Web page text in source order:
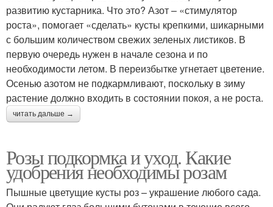
развитию кустарника. Что это? Азот – «стимулятор
роста», помогает «сделать» кусты крепкими, шикарными
с большим количеством свежих зеленых листиков. В
первую очередь нужен в начале сезона и по
необходимости летом. В переизбытке угнетает цветение.
Осенью азотом не подкармливают, поскольку в зиму
растение должно входить в состоянии покоя, а не роста.
читать дальше →
Розы подкормка и уход. Какие
удобрения необходимы розам
Пышные цветущие кусты роз – украшение любого сада.